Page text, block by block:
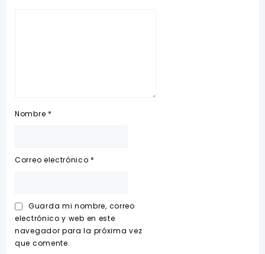
Nombre *
Correo electrónico *
Guarda mi nombre, correo
electrónico y web en este
navegador para la próxima vez
que comente.